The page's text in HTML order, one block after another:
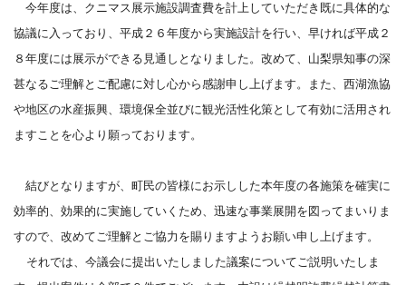
今年度は、クニマス展示施設調査費を計上していただき既に具体的な
協議に入っており、平成２６年度から実施設計を行い、早ければ平成２
８年度には展示ができる見通しとなりました。改めて、山梨県知事の深
甚なるご理解とご配慮に対し心から感謝申し上げます。また、西湖漁協
や地区の水産振興、環境保全並びに観光活性化策として有効に活用され
ますことを心より願っております。
結びとなりますが、町民の皆様にお示しした本年度の各施策を確実に
効率的、効果的に実施していくため、迅速な事業展開を図ってまいりま
すので、改めてご理解とご協力を賜りますようお願い申し上げます。
それでは、今議会に提出いたしました議案についてご説明いたしま